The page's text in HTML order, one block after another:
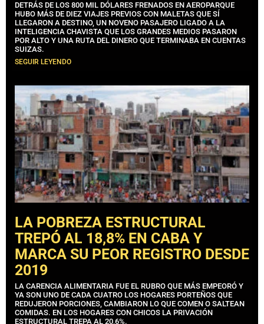
DETRÁS DE LOS 800 MIL DÓLARES FRENADOS EN AEROPARQUE
HUBO MÁS DE DIEZ VIAJES PREVIOS CON MALETAS QUE SÍ
LLEGARON A DESTINO, UN NOVENO PASAJERO LIGADO A LA
INTELIGENCIA CHAVISTA QUE LOS GRANDES MEDIOS PASARON
POR ALTO Y UNA RUTA DEL DINERO QUE TERMINABA EN CUENTAS
SUIZAS.
SEGUIR LEYENDO
LA POBREZA ESTRUCTURAL
TREPÓ AL 18,8% EN CABA Y
MARCA SU PEOR REGISTRO DESDE
2019
LA CARENCIA ALIMENTARIA FUE EL RUBRO QUE MÁS EMPEORÓ Y
YA SON UNO DE CADA CUATRO LOS HOGARES PORTEÑOS QUE
REDUJERON PORCIONES, CAMBIARON LO QUE COMEN O SALTEAN
COMIDAS. EN LOS HOGARES CON CHICOS LA PRIVACIÓN
ESTRUCTURAL TREPA AL 20,6%.